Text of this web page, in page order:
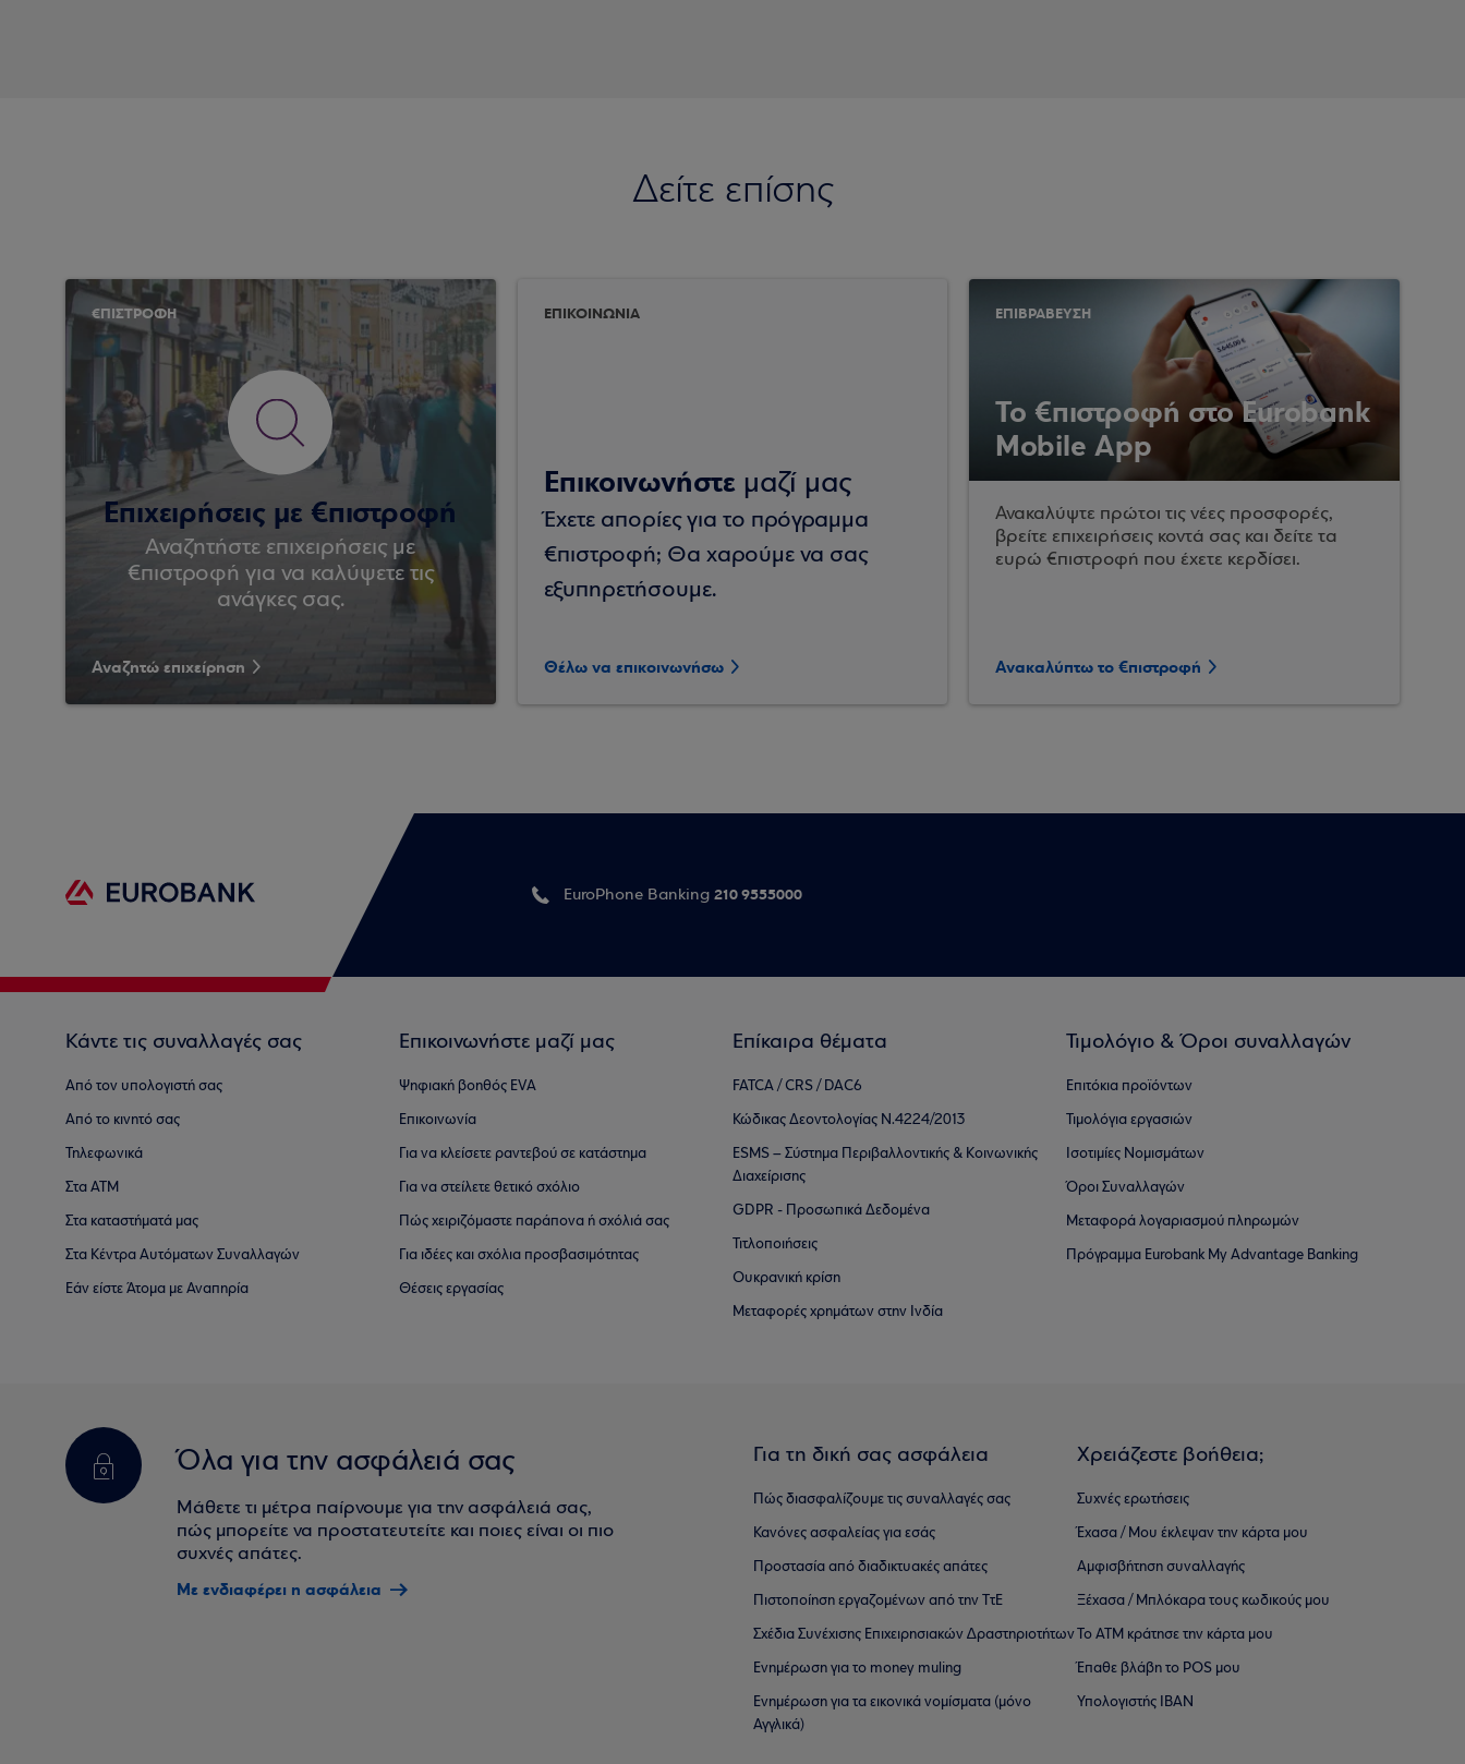
Δείτε επίσης
€ΠΙΣΤΡΟΦΗ
Επιχειρήσεις με €πιστροφή
Αναζητήστε επιχειρήσεις με
€πιστροφή για να καλύψετε τις
ανάγκες σας.
Αναζητώ επιχείρηση
ΕΠΙΚΟΙΝΩΝΙΑ
Επικοινωνήστε μαζί μας
Έχετε απορίες για το πρόγραμμα
€πιστροφή; Θα χαρούμε να σας
εξυπηρετήσουμε.
Θέλω να επικοινωνήσω
ΕΠΙΒΡΑΒΕΥΣΗ
Το €πιστροφή στο Eurobank
Mobile App
Ανακαλύψτε πρώτοι τις νέες προσφορές,
βρείτε επιχειρήσεις κοντά σας και δείτε τα
ευρώ €πιστροφή που έχετε κερδίσει.
Ανακαλύπτω το €πιστροφή
EuroPhone Banking 210 9555000
Κάντε τις συναλλαγές σας
Από τον υπολογιστή σας
Από το κινητό σας
Τηλεφωνικά
Στα ΑΤΜ
Στα καταστήματά μας
Στα Κέντρα Αυτόματων Συναλλαγών
Εάν είστε Άτομα με Αναπηρία
Επικοινωνήστε μαζί μας
Ψηφιακή βοηθός EVA
Επικοινωνία
Για να κλείσετε ραντεβού σε κατάστημα
Για να στείλετε θετικό σχόλιο
Πώς χειριζόμαστε παράπονα ή σχόλιά σας
Για ιδέες και σχόλια προσβασιμότητας
Θέσεις εργασίας
Επίκαιρα θέματα
FATCA / CRS / DAC6
Κώδικας Δεοντολογίας Ν.4224/2013
ESMS – Σύστημα Περιβαλλοντικής & Κοινωνικής
Διαχείρισης
GDPR - Προσωπικά Δεδομένα
Τιτλοποιήσεις
Ουκρανική κρίση
Μεταφορές χρημάτων στην Ινδία
Τιμολόγιο & Όροι συναλλαγών
Επιτόκια προϊόντων
Τιμολόγια εργασιών
Ισοτιμίες Νομισμάτων
Όροι Συναλλαγών
Μεταφορά λογαριασμού πληρωμών
Πρόγραμμα Eurobank My Advantage Banking
Όλα για την ασφάλειά σας
Μάθετε τι μέτρα παίρνουμε για την ασφάλειά σας,
πώς μπορείτε να προστατευτείτε και ποιες είναι οι πιο
συχνές απάτες.
Με ενδιαφέρει η ασφάλεια
Για τη δική σας ασφάλεια
Πώς διασφαλίζουμε τις συναλλαγές σας
Κανόνες ασφαλείας για εσάς
Προστασία από διαδικτυακές απάτες
Πιστοποίηση εργαζομένων από την ΤτΕ
Σχέδια Συνέχισης Επιχειρησιακών ∆ραστηριοτήτων
Ενημέρωση για το money muling
Ενημέρωση για τα εικονικά νομίσματα (μόνο
Αγγλικά)
Χρειάζεστε βοήθεια;
Συχνές ερωτήσεις
Έχασα / Μου έκλεψαν την κάρτα μου
Αμφισβήτηση συναλλαγής
Ξέχασα / Μπλόκαρα τους κωδικούς μου
Το ΑΤΜ κράτησε την κάρτα μου
Έπαθε βλάβη το POS μου
Υπολογιστής IBAN